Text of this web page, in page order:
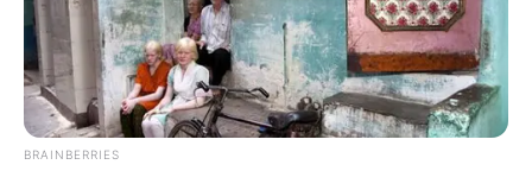
BRAINBERRIES